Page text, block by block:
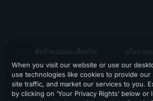
ข้อกำหนดและเงื่อนไข นโยบาย
สนับสนุน
When you visit our website or use our
use technologies like cookies to provide our
site traffic, and market our services to you.
by clicking on ‘Your Privacy Rights’ below